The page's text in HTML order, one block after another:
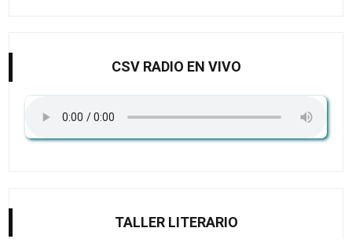
CSV RADIO EN VIVO
TALLER LITERARIO